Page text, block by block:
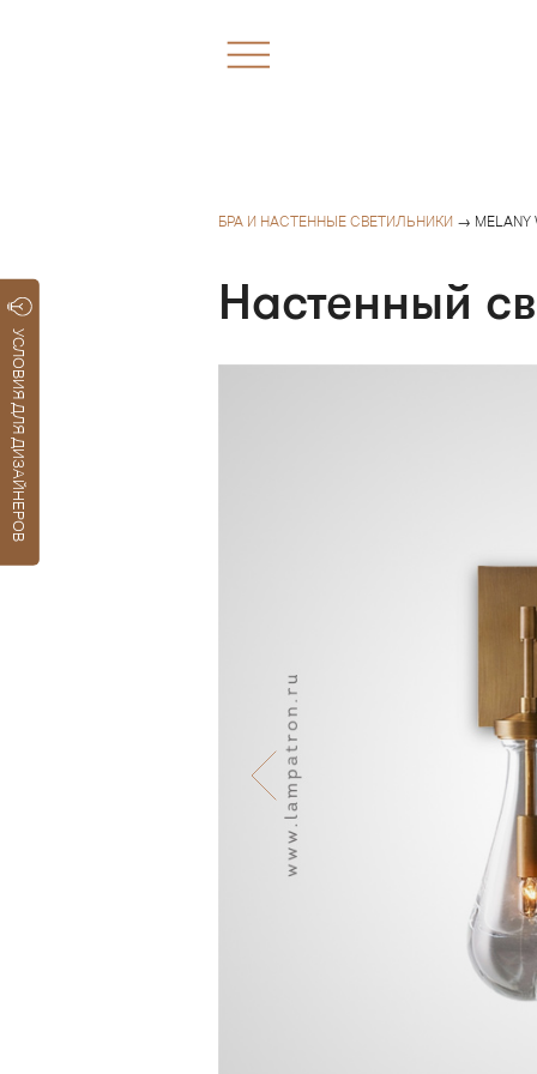
УСЛОВИЯ ДЛЯ ДИЗАЙНЕРОВ
БРА И НАСТЕННЫЕ СВЕТИЛЬНИКИ → MELANY
Настенный